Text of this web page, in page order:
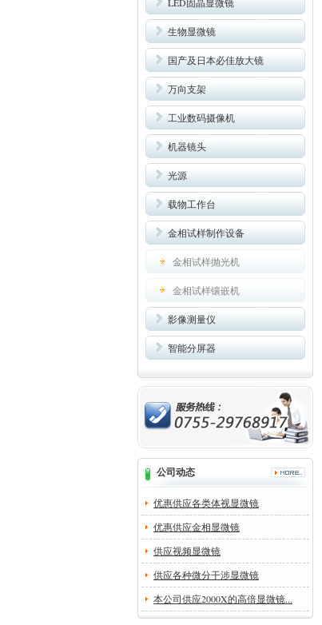
生物显微镜
国产及日本必佳放大镜
万向支架
工业数码摄像机
机器镜头
光源
载物工作台
金相试样制作设备
金相试样抛光机
金相试样镶嵌机
影像测量仪
智能分屏器
公司动态
优惠供应各类体视显微镜
优惠供应金相显微镜
供应视频显微镜
供应各种微分干涉显微镜
本公司供应2000X的高倍显微镜...